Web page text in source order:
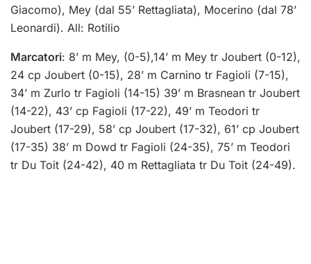
Giacomo), Mey (dal 55’ Rettagliata), Mocerino (dal 78’
Leonardi). All: Rotilio
Marcatori: 8’ m Mey, (0-5),14’ m Mey tr Joubert (0-12),
24 cp Joubert (0-15), 28’ m Carnino tr Fagioli (7-15),
34’ m Zurlo tr Fagioli (14-15) 39’ m Brasnean tr Joubert
(14-22), 43’ cp Fagioli (17-22), 49’ m Teodori tr
Joubert (17-29), 58’ cp Joubert (17-32), 61’ cp Joubert
(17-35) 38’ m Dowd tr Fagioli (24-35), 75’ m Teodori
tr Du Toit (24-42), 40 m Rettagliata tr Du Toit (24-49).